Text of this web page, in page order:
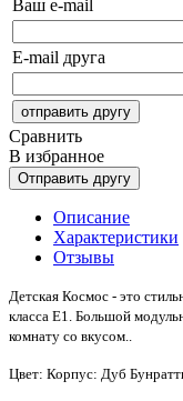
Ваш e-mail
E-mail друга
Сравнить
В избранное
Описание
Характеристики
Отзывы
Детская Космос - это
класса Е1. Большой
комнату со вкусом.
Цвет: Корпус: Дуб